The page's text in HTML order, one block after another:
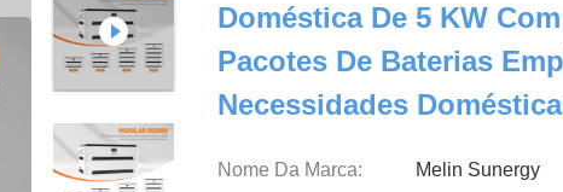
Doméstica De 5 KW
Pacotes De Baterias
Necessidades
Nome Da Marca: Melin Sunergy